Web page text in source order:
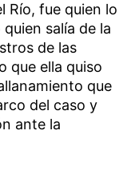
Río, fue quien lo
salía de la
de las
que ella quiso
que
del caso y
ante la